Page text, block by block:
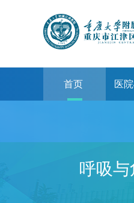
首页 医
呼吸